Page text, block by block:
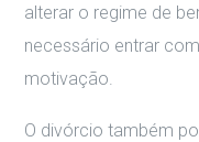
alterar o regime de
necessário entrar
motivação.
O divórcio também